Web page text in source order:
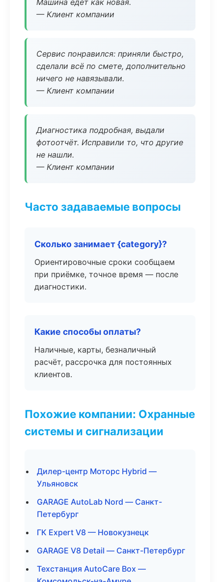
Машина едет как новая.
— Клиент компании
Сервис понравился: приняли быстро,
сделали всё по смете, дополнительно
ничего не навязывали.
— Клиент компании
Диагностика подробная, выдали
фотоотчёт. Исправили то, что другие
не нашли.
— Клиент компании
Часто задаваемые вопросы
Сколько занимает {category}?
Ориентировочные сроки сообщаем
при приёмке, точное время — после
диагностики.
Какие способы оплаты?
Наличные, карты, безналичный
расчёт, рассрочка для постоянных
клиентов.
Похожие компании: Охранные
системы и сигнализации
Дилер-центр Моторс Hybrid —
Ульяновск
GARAGE AutoLab Nord — Санкт-
Петербург
ГК Expert V8 — Новокузнецк
GARAGE V8 Detail — Санкт-Петербург
Техстанция AutoCare Box —